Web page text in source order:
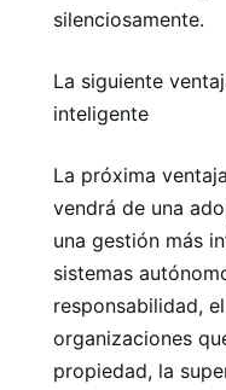
silenciosamente.
La siguiente
inteligente
La próxima
vendrá de una
una gestión más
sistemas
responsabilidad,
organizaciones
propiedad, la